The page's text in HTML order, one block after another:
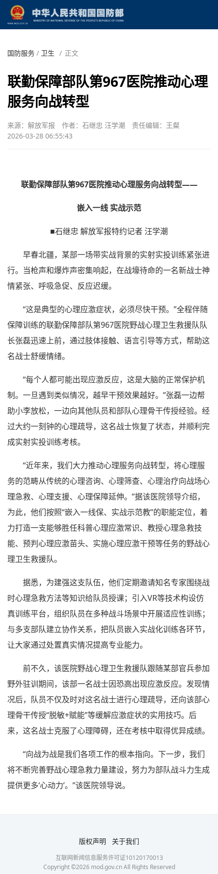
国防服务 / 卫生 / 正文
联勤保障部队第967医院推动心理
服务向战转型
来源：解放军报 作者：石继忠 汪学潮
责任编辑：王粲
2026-03-28 06:55:43
联勤保障部队第967医院推动心理服务向战转型——
嵌入一线 实战示范
■石继忠 解放军报特约记者 汪学潮
早春北疆，某部一场带实战背景的实射实投训练紧张进
行。当枪声和爆炸声密集响起，在战壕待命的一名新战士神
情紧张、呼吸急促、反应迟缓。
“这是典型的心理应激症状，必须尽快干预。”全程伴随
保障训练的联勤保障部队第967医院野战心理卫生救援队队
长张磊迅速上前，通过肢体接触、语言引导等方式，帮助这
名战士舒缓情绪。
“每个人都可能出现应激反应，这是大脑的正常保护机
制。一旦遇到类似情况，越早干预效果越好。”张磊一边帮
助小李放松，一边向其他队员和部队心理骨干传授经验。经
过大约一刻钟的心理疏导，这名战士恢复了状态，并顺利完
成实射实投训练考核。
“近年来，我们大力推动心理服务向战转型，将心理服
务的范畴从传统的心理咨询、心理筛查、心理治疗向战场心
理急救、心理支援、心理保障延伸。”据该医院领导介绍，
为此，他们按照“嵌入一线保、实战示范教”的职能定位，着
力打造一支能够胜任科普心理应激常识、教授心理急救技
能、预判心理应激苗头、实施心理应激干预等任务的野战心
理卫生救援队。
据悉，为建强这支队伍，他们定期邀请知名专家围绕战
时心理急救方法等知识给队员授课；引入VR等技术构设仿
真训练平台，组织队员在多种战斗场景中开展适应性训练；
与多支部队建立协作关系，把队员嵌入实战化训练各环节，
让大家通过处置真实情况提高专业能力。
前不久，该医院野战心理卫生救援队跟随某部官兵参加
野外驻训期间，该部一名战士因恐高出现应激反应。发现情
况后，队员不仅及时对这名战士进行心理疏导，还向该部心
理骨干传授“脱敏+赋能”等缓解应激症状的实用技巧。后
来，这名战士克服了心理障碍，还在考核中取得优异成绩。
“向战为战是我们各项工作的根本指向。下一步，我们
将不断完善野战心理急救力量建设，努力为部队战斗力生成
提供更多‘心动力’。”该医院领导说。
版权声明 关于我们
互联网新闻信息服务许可证10120170013
Copyright ©2026mod.gov.cn All Rights Reserved